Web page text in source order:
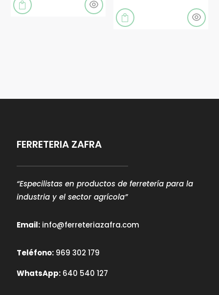


FERRETERIA ZAFRA
“Especilistas en productos de ferretería para la
industria y el sector agrícola”
Email:info@ferreteriazafra.com
Teléfono:969 302 179
WhatsApp:640 540 127